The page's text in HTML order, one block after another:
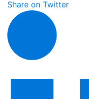
Share on Twitter